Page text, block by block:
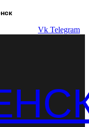
Vk Telegram